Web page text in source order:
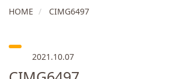
HOME CIMG6497
2021.10.07